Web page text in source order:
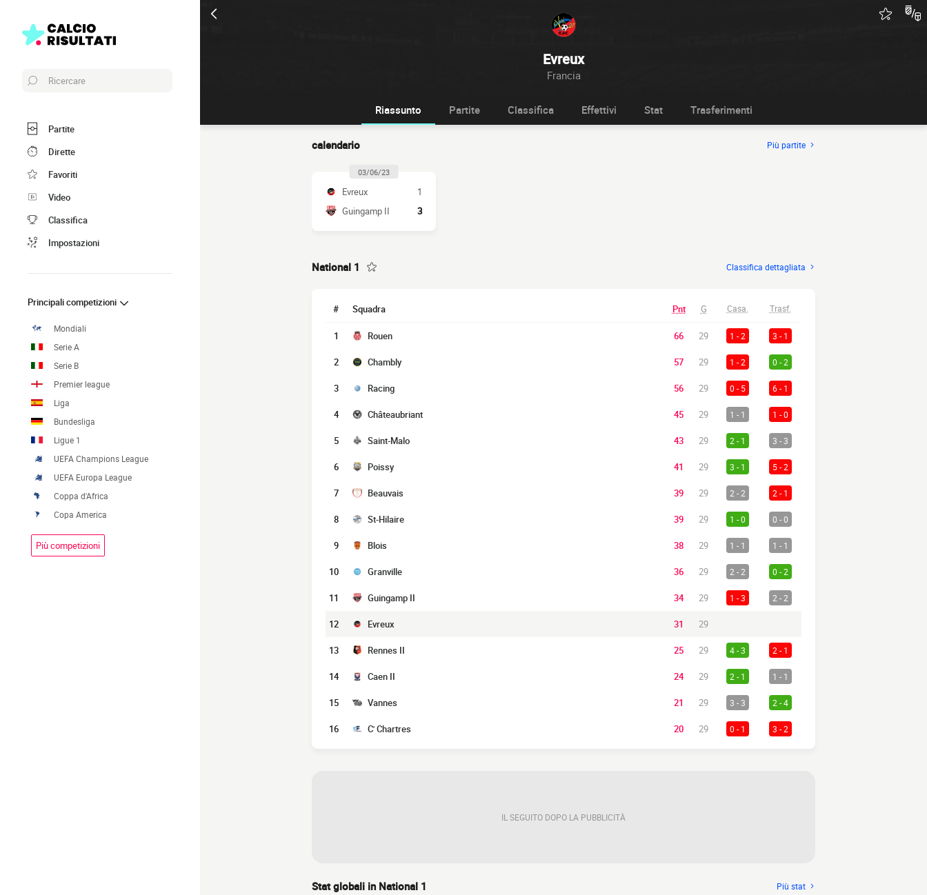
Evreux
Francia
Ricercare
Partite
Dirette
Favoriti
Video
Classifica
Impostazioni
Principali competizioni
Mondiali
Serie A
Serie B
Premier league
Liga
Bundesliga
Ligue 1
UEFA Champions League
UEFA Europa League
Coppa d'Africa
Copa America
Più competizioni
Riassunto Partite Classifica Effettivi Stat Trasferimenti
calendario Più partite
03/06/23
Evreux
1
Guingamp II
3
National 1 Classifica dettagliata
# Squadra Pnt G Casa. Trasf.
1 Rouen 66 29 1 - 2 3 - 1
2 Chambly 57 29 1 - 2 0 - 2
3 Racing 56 29 0 - 5 6 - 1
4 Châteaubriant 45 29 1 - 1 1 - 0
5 Saint-Malo 43 29 2 - 1 3 - 3
6 Poissy 41 29 3 - 1 5 - 2
7 Beauvais 39 29 2 - 2 2 - 1
8 St-Hilaire 39 29 1 - 0 0 - 0
9 Blois 38 29 1 - 1 1 - 1
10 Granville 36 29 2 - 2 0 - 2
11 Guingamp II 34 29 1 - 3 2 - 2
12 Evreux 31 29
13 Rennes II 25 29 4 - 3 2 - 1
14 Caen II 24 29 2 - 1 1 - 1
15 Vannes 21 29 3 - 3 2 - 4
16 C' Chartres 20 29 0 - 1 3 - 2
IL SEGUITO DOPO LA PUBBLICITÀ
Stat globali in National 1 Più stat